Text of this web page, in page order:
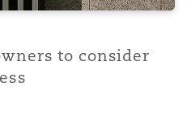
to consider